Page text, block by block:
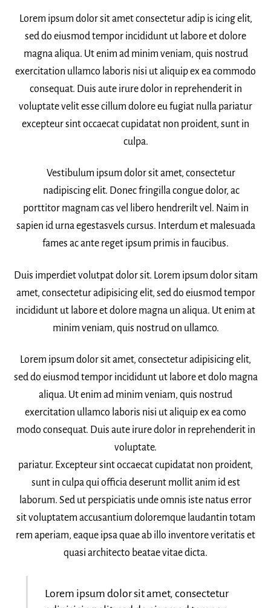
Lorem ipsum dolor sit amet consectetur adip is icing elit,
sed do eiusmod tempor incididunt ut labore et dolore
magna aliqua. Ut enim ad minim veniam, quis nostrud
exercitation ullamco laboris nisi ut aliquip ex ea commodo
consequat. Duis aute irure dolor in reprehenderit in
voluptate velit esse cillum dolore eu fugiat nulla pariatur
excepteur sint occaecat cupidatat non proident, sunt in
culpa.
Vestibulum ipsum dolor sit amet, consectetur
nadipiscing elit. Donec fringilla congue dolor, ac
porttitor magnam cas vel libero hendrerilt vel. Naim in
sapien id urna egestasvels cursus. Interdum et malesuada
fames ac ante reget ipsum primis in faucibus.
Duis imperdiet volutpat dolor sit. Lorem ipsum dolor sitam
amet, consectetur adipisicing elit, sed do eiusmod tempor
incididunt ut labore et dolore magna un aliqua. Ut enim at
minim veniam, quis nostrud on ullamco.
Lorem ipsum dolor sit amet, consectetur adipisicing elit,
sed do eiusmod tempor incididunt ut labore et dolo magna
aliqua. Ut enim ad minim veniam, quis nostrud
exercitation ullamco laboris nisi ut aliquip ex ea como
modo consequat. Duis aute irure dolor in reprehenderit in
voluptate.
pariatur. Excepteur sint occaecat cupidatat non proident,
sunt in culpa qui officia deserunt mollit anim id est
laborum. Sed ut perspiciatis unde omnis iste natus error
sit voluptatem accusantium doloremque laudantin totam
rem aperiam, eaque ipsa quae ab illo inventore veritatis et
quasi architecto beatae vitae dicta.
Lorem ipsum dolor sit amet, consectetur